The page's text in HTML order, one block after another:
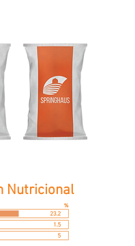
Nutricional